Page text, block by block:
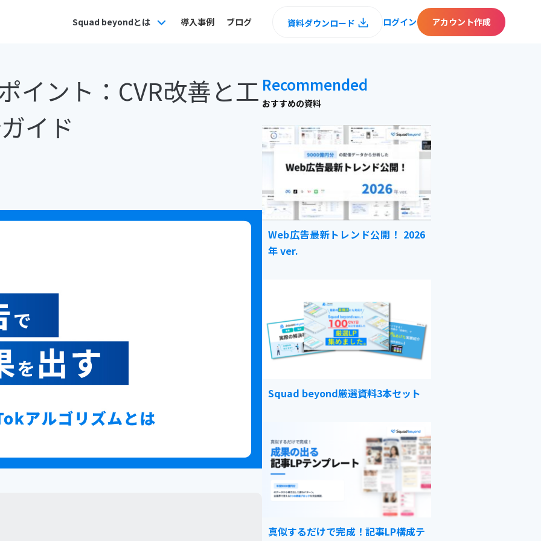
Squad beyondとは 導入事例 ブログ 資料ダウンロード ログイン アカウント作成
イント：CVR改善と工
イド
Recommended
おすすめの資料
Web広告最新トレンド公開！ 2026
年 ver.
Squad beyond厳選資料3本セット
真似するだけで完成！記事LP構成テ